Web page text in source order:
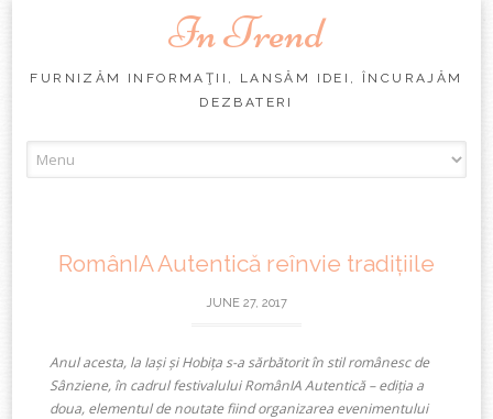
In Trend
FURNIZĂM INFORMAŢII, LANSĂM IDEI, ÎNCURAJĂM
DEZBATERI
to
RomânIA Autentică reînvie tradițiile
JUNE 27, 2017
Anul acesta, la Iași și Hobița s-a sărbătorit în stil românesc de
Sânziene, în cadrul festivalului RomânIA Autentică – ediția a
doua, elementul de noutate fiind organizarea evenimentului